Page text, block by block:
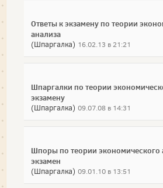
Ответы к экзамену по теории
анализа
(Шпаргалка) 16.02.13 в 21:21
Шпаргалки по теории
экзамену
(Шпаргалка) 09.07.08 в 14:31
Шпоры по теории экономического
экзамен
(Шпаргалка) 09.01.10 в 13:51